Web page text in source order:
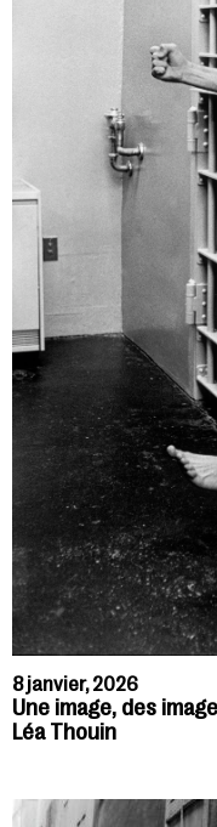
8 janvier, 2026
Une image, des
Léa Thouin